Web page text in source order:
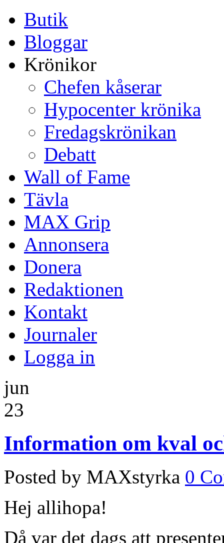
Butik
Bloggar
Krönikor
Chefen kåserar
Hypocenter krönika
Fredagskrönikan
Debatt
Wall of Fame
Tävla
MAX Grip
Annonsera
Donera
Redaktionen
Kontakt
Journaler
Logga in
jun
23
Information om kval
Posted by MAXstyrka 0
Hej allihopa!
Då var det dags att